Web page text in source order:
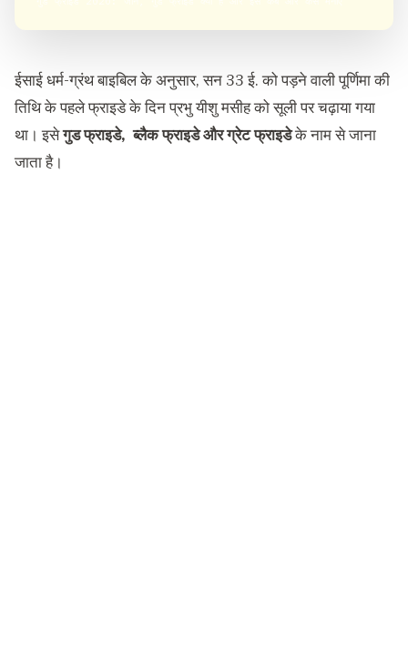
ईसाई धर्म-ग्रंथ बाइबिल के अनुसार, सन 33 ई. को पड़ने वाली पूर्णिमा की
तिथि के पहले फ्राइडे के दिन प्रभु यीशु मसीह को सूली पर चढ़ाया गया
था। इसेगुड फ्राइडे, ब्लैक फ्राइडे और ग्रेट फ्राइडेके नाम से जाना
जाता है।